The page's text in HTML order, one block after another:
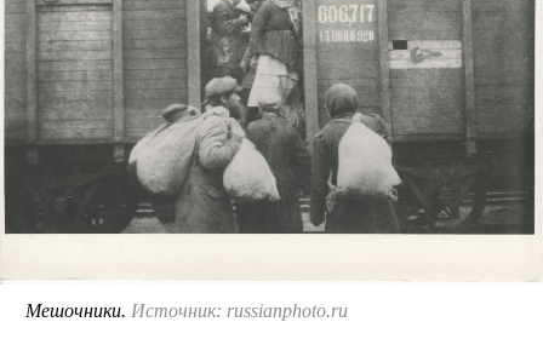
Мешочники. Источник: russianphoto.ru